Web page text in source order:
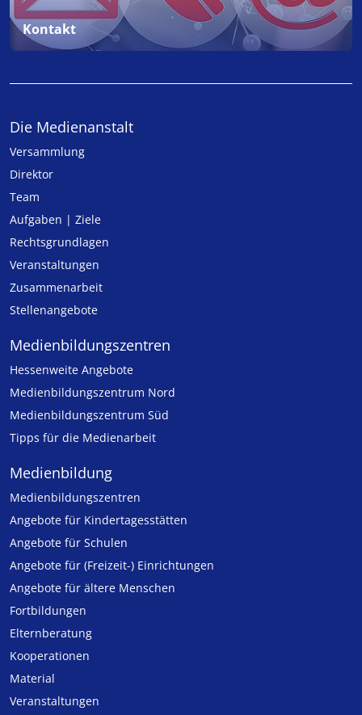
Kontakt
Die Medienanstalt
Versammlung
Direktor
Team
Aufgaben | Ziele
Rechtsgrundlagen
Veranstaltungen
Zusammenarbeit
Stellenangebote
Medien­bildungs­zentren
Hessenweite Angebote
Medienbildungszentrum Nord
Medienbildungszentrum Süd
Tipps für die Medienarbeit
Medienbildung
Medien­bildungs­zentren
Angebote für Kinder­tages­stätten
Angebote für Schulen
Angebote für (Freizeit-) Ein­rich­tungen
Angebote für ältere Menschen
Fortbildungen
Elternberatung
Kooperationen
Material
Veranstaltungen